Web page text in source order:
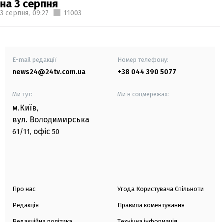
на 3 серпня
3 серпня, 09:27 11003
E-mail редакції
news24@24tv.com.ua
Номер телефону:
+38 044 390 5077
Ми тут:
м.Київ,
вул. Володимирська
61/11, офіс 50
Ми в соцмережах:
Про нас
Редакція
Угода Користувача Спільноти
Правила коментування